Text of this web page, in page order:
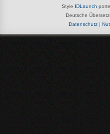
Style IDLaunch
Deutsche
Datenschutz|